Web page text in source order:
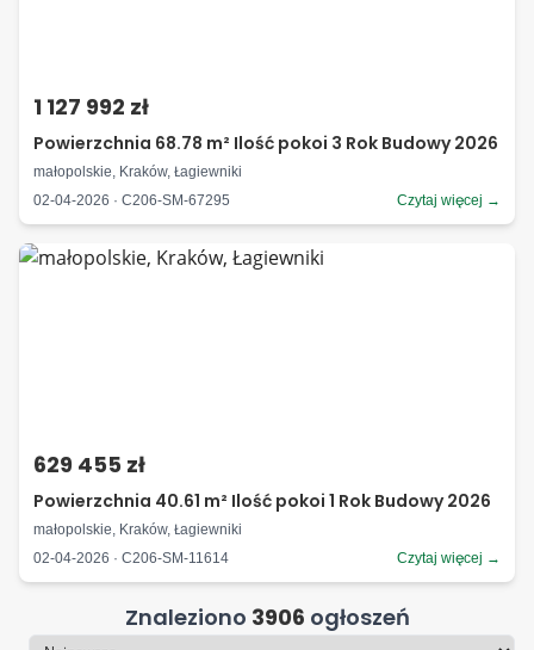
1 127 992 zł
Powierzchnia 68.78 m² Ilość pokoi 3 Rok Budowy 2026
małopolskie, Kraków, Łagiewniki
02-04-2026 · C206-SM-67295
Czytaj więcej →
629 455 zł
Powierzchnia 40.61 m² Ilość pokoi 1 Rok Budowy 2026
małopolskie, Kraków, Łagiewniki
02-04-2026 · C206-SM-11614
Czytaj więcej →
Znaleziono 3906 ogłoszeń